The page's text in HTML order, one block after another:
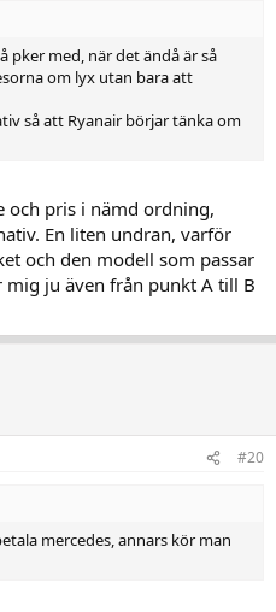
pker med, när det ändå är så
om lyx utan bara att
så att Ryanair börjar tänka om
och pris i nämd ordning,
En liten undran, varför
och den modell som passar
ju även från punkt A till B
#20
mercedes, annars kör man